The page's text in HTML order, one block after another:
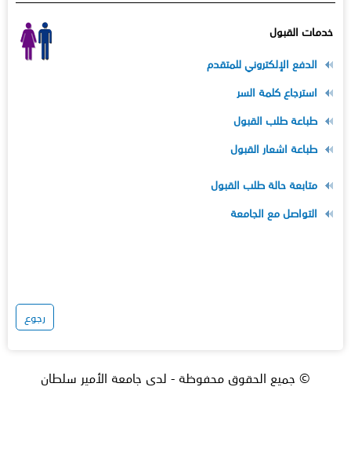
خدمات القبول
الدفع الإلكتروني للمتقدم
استرجاع كلمة السر
طباعة طلب القبول
طباعة اشعار القبول
متابعة حالة طلب القبول
التواصل مع الجامعة
رجوع
© جميع الحقوق محفوظة - لدى جامعة الأمير سلطان